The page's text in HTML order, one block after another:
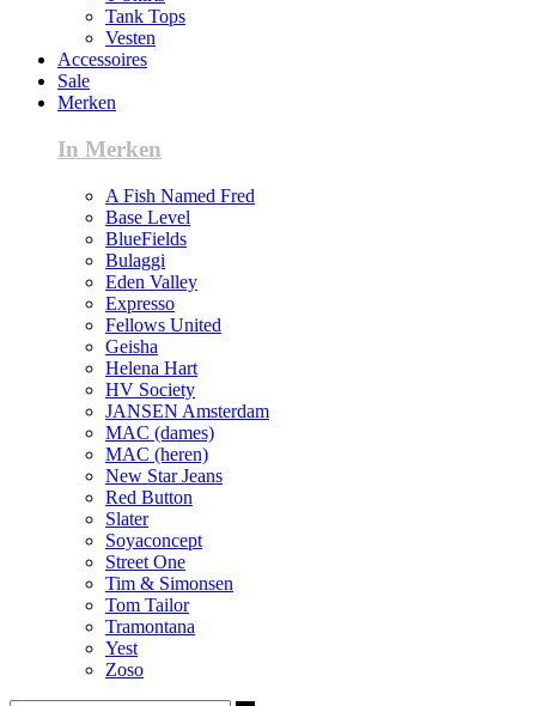
Tank Tops
Vesten
Accessoires
Sale
Merken
In Merken
A Fish Named Fred
Base Level
BlueFields
Bulaggi
Eden Valley
Expresso
Fellows United
Geisha
Helena Hart
HV Society
JANSEN Amsterdam
MAC (dames)
MAC (heren)
New Star Jeans
Red Button
Slater
Soyaconcept
Street One
Tim & Simonsen
Tom Tailor
Tramontana
Yest
Zoso